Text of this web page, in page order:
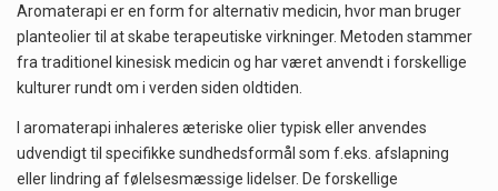
Aromaterapi er en form for alternativ medicin, hvor man bruger
planteolier til at skabe terapeutiske virkninger. Metoden stammer
fra traditionel kinesisk medicin og har været anvendt i forskellige
kulturer rundt om i verden siden oldtiden.
I aromaterapi inhaleres æteriske olier typisk eller anvendes
udvendigt til specifikke sundhedsformål som f.eks. afslapning
eller lindring af følelsesmæssige lidelser. De forskellige